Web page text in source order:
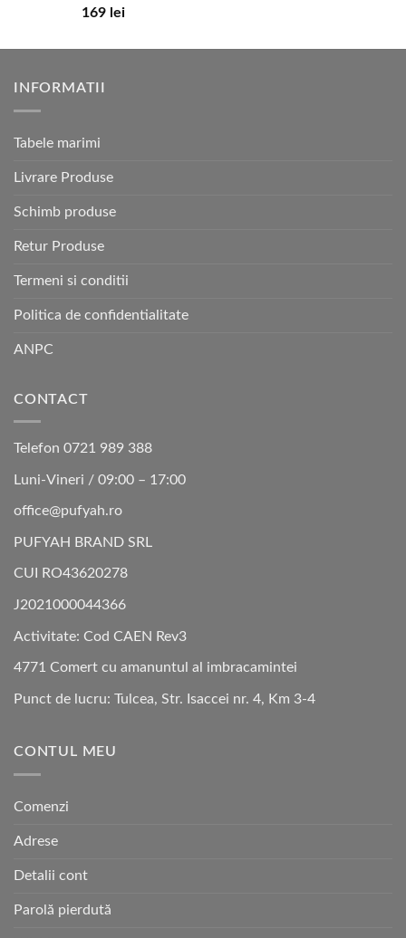
Evaluat la
169 lei
INFORMATII
Tabele marimi
Livrare Produse
Schimb produse
Retur Produse
Termeni si conditii
Politica de confidentialitate
ANPC
CONTACT
Telefon 0721 989 388
Luni-Vineri / 09:00 – 17:00
office@pufyah.ro
PUFYAH BRAND SRL
CUI RO43620278
J2021000044366
Activitate: Cod CAEN Rev3
4771 Comert cu amanuntul al imbracamintei
Punct de lucru: Tulcea, Str. Isaccei nr. 4, Km 3-4
CONTUL MEU
Comenzi
Adrese
Detalii cont
Parolă pierdută